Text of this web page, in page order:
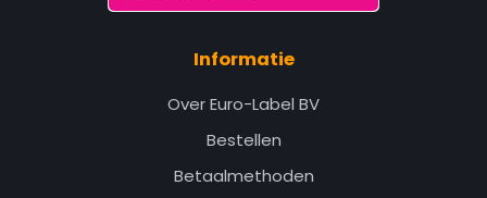
Informatie
Over Euro-Label BV
Bestellen
Betaalmethoden